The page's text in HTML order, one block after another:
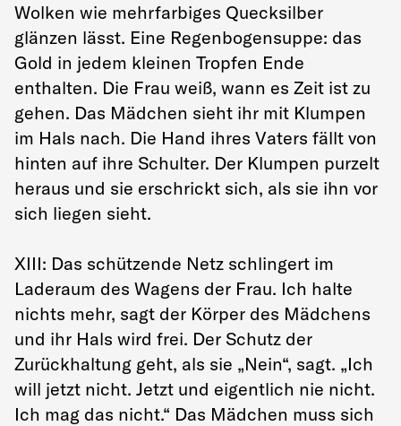
Wolken wie mehrfarbiges Quecksilber
glänzen lässt. Eine Regenbogensuppe: das
Gold in jedem kleinen Tropfen Ende
enthalten. Die Frau weiß, wann es Zeit ist zu
gehen. Das Mädchen sieht ihr mit Klumpen
im Hals nach. Die Hand ihres Vaters fällt von
hinten auf ihre Schulter. Der Klumpen purzelt
heraus und sie erschrickt sich, als sie ihn vor
sich liegen sieht.
XIII: Das schützende Netz schlingert im
Laderaum des Wagens der Frau. Ich halte
nichts mehr, sagt der Körper des Mädchens
und ihr Hals wird frei. Der Schutz der
Zurückhaltung geht, als sie „Nein“, sagt. „Ich
will jetzt nicht. Jetzt und eigentlich nie nicht.
Ich mag das nicht.“ Das Mädchen muss sich